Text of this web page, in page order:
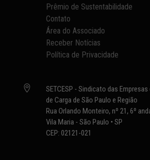
Prêmio de Sustentabilidade
Contato
Área do Associado
Receber Notícias
Política de Privacidade

SETCESP - Sindicato das
de Carga de São Paulo e Região
Rua Orlando Monteiro, nº 21, 6º
Vila Maria - São Paulo • SP
CEP: 02121-021